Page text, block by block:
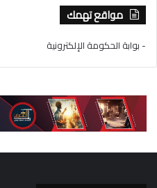
مواقع تهمك
- بوابة الحكومة الإلكترونية